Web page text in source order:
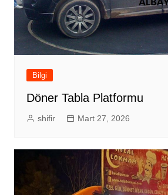
Bilgi
Döner Tabla Platformu
shifir Mart 27, 2026